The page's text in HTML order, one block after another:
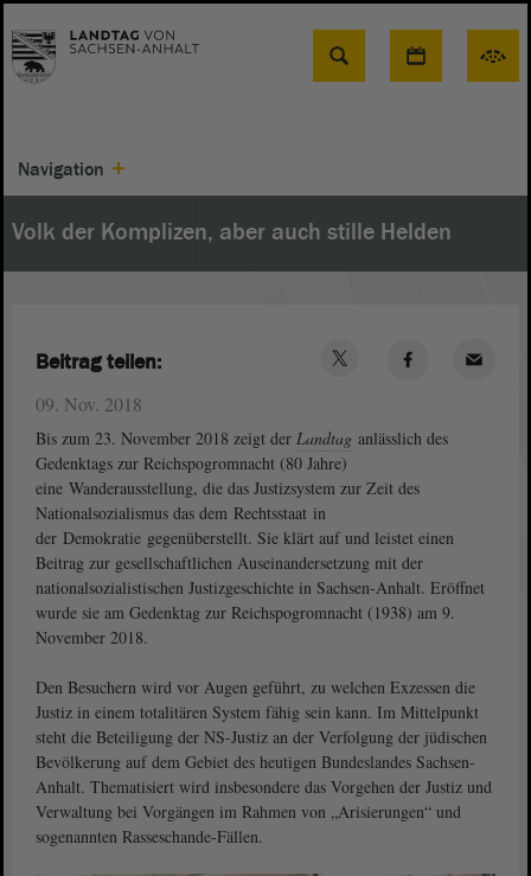
Suche
Navigation
Volk der Komplizen, aber auch stille Helden
09. Nov. 2018
Bis zum 23. November 2018 zeigt der Landtag anlässlich des
Gedenktags zur Reichspogromnacht (80 Jahre)
eine Wanderausstellung, die das Justizsystem zur Zeit des
Nationalsozialismus das dem Rechtsstaat in
der Demokratie gegenüberstellt. Sie klärt auf und leistet einen
Beitrag zur gesellschaftlichen Auseinandersetzung mit der
nationalsozialistischen Justizgeschichte in Sachsen-Anhalt. Eröffnet
wurde sie am Gedenktag zur Reichspogromnacht (1938) am 9.
November 2018.
Den Besuchern wird vor Augen geführt, zu welchen Exzessen die
Justiz in einem totalitären System fähig sein kann. Im Mittelpunkt
steht die Beteiligung der NS-Justiz an der Verfolgung der jüdischen
Bevölkerung auf dem Gebiet des heutigen Bundeslandes Sachsen-
Anhalt. Thematisiert wird insbesondere das Vorgehen der Justiz und
Verwaltung bei Vorgängen im Rahmen von „Arisierungen“ und
sogenannten Rasseschande-Fällen.
Beitrag teilen: